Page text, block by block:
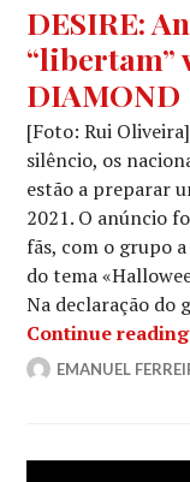
DESIRE:
“libertam”
[Foto: Rui
silêncio, os
estão a preparar
2021. O anúncio
fãs, com o grupo
do tema
Na declaração do
Continue reading
EMANUEL